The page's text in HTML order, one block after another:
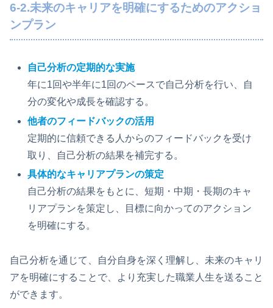
6-2.未来のキャリアを明確にするためのアクショ
ンプラン
自己分析の定期的な実施
年に1回や半年に1回のペースで自己分析を行い、自
分の変化や成長を確認する。
他者のフィードバックの活用
定期的に信頼できる人からのフィードバックを受け
取り、自己分析の結果を補完する。
具体的なキャリアプランの策定
自己分析の結果をもとに、短期・中期・長期のキャ
リアプランを策定し、目標に向かってのアクション
を明確にする。
自己分析を通じて、自分自身を深く理解し、未来のキャリ
アを明確にすることで、より充実した職業人生を送ること
ができます。